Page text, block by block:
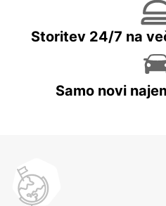
Storitev 24/7 na
Samo novi